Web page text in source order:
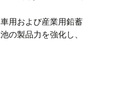
用および産業用鉛蓄
の製品力を強化し、